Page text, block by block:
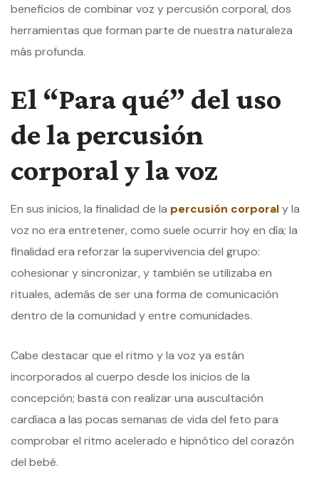
beneficios de combinar voz y percusión corporal, dos
herramientas que forman parte de nuestra naturaleza
más profunda.
El “Para qué” del uso
de la percusión
corporal y la voz
En sus inicios, la finalidad de la percusión corporaly la
voz no era entretener, como suele ocurrir hoy en día; la
finalidad era reforzar la supervivencia del grupo:
cohesionar y sincronizar, y también se utilizaba en
rituales, además de ser una forma de comunicación
dentro de la comunidad y entre comunidades.
Cabe destacar que el ritmo y la voz ya están
incorporados al cuerpo desde los inicios de la
concepción; basta con realizar una auscultación
cardíaca a las pocas semanas de vida del feto para
comprobar el ritmo acelerado e hipnótico del corazón
del bebé.